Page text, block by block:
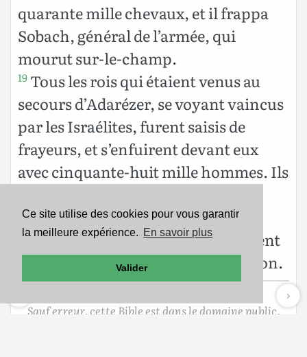
Ce site utilise des cookies pour vous garantir
la meilleure expérience. En savoir plus
Valider
quarante mille chevaux, et il frappa
Sobach, général de l’armée, qui
mourut sur-le-champ.
19 Tous les rois qui étaient venus au
secours d’Adarézer, se voyant vaincus
par les Israélites, furent saisis de
frayeurs, et s’enfuirent devant eux
avec cinquante-huit mille hommes. Ils
Israélites, et leur furent assujettis.
Depuis ce temps les Syriens n’osèrent
plus prêter secours aux fils d’Ammon.
Sauf erreur, cette Bible est dans le domaine public.